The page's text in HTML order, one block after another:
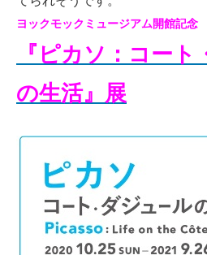
ヨックモックミュージアム開館記念
『ピカソ：コー
の生活』展